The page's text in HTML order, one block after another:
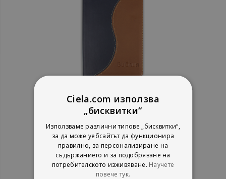
Библия, среден формат
(двуцветна) - ревизирано
Българско библейско дружество
рейтинг:
1% 28,12 €
55,00 лв.
Ciela.com използва
„бисквитки“
Използваме различни типове „бисквитки“,
за да може уебсайтът да функционира
правилно, за персонализиране на
съдържанието и за подобряване на
потребителското изживяване. Научете
повече тук.